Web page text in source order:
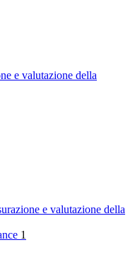
e valutazione della
e valutazione della
1